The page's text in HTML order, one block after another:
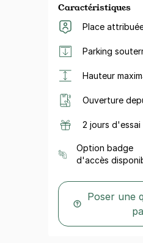
Caractéristiques
Place
Parking
Hauteur
Ouverture
2 jours
Option badge
d'accès
Poser une